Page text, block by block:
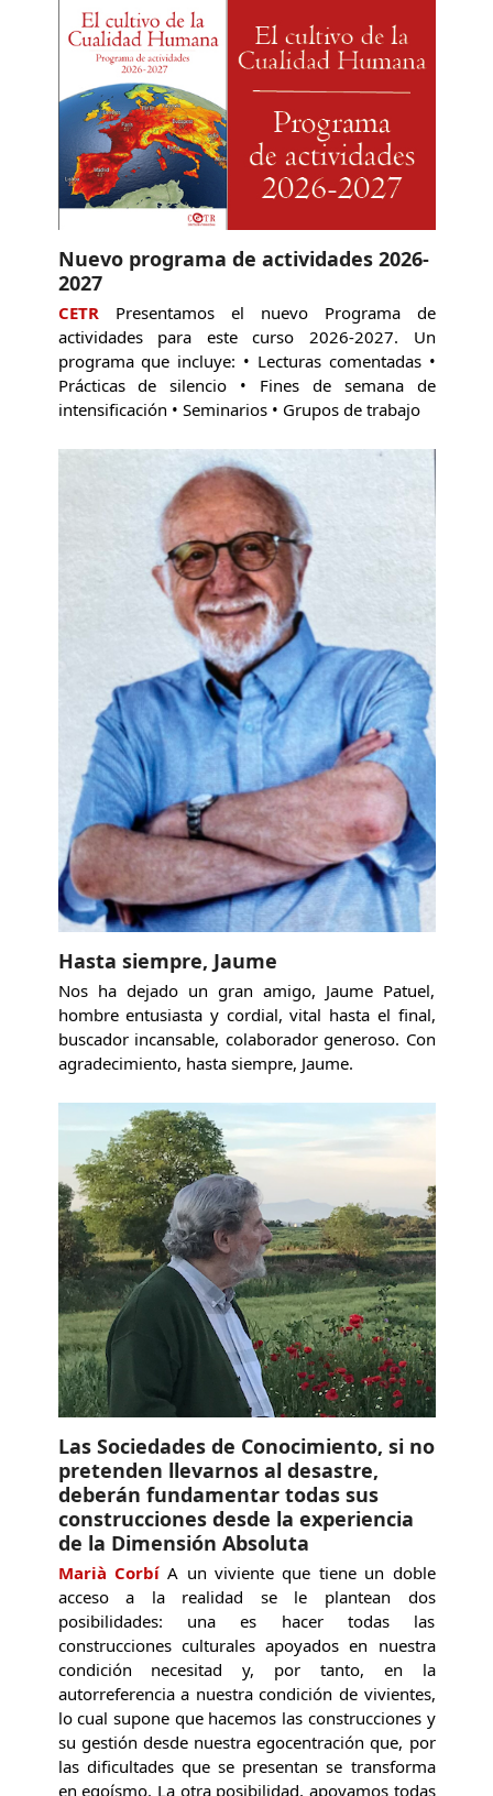
Nuevo programa de actividades 2026-
2027
CETRPresentamos el nuevo Programa de
actividades para este curso 2026-2027. Un
programa que incluye: • Lecturas comentadas •
Prácticas de silencio • Fines de semana de
intensificación • Seminarios • Grupos de trabajo
Hasta siempre, Jaume
Nos ha dejado un gran amigo, Jaume Patuel,
hombre entusiasta y cordial, vital hasta el final,
buscador incansable, colaborador generoso. Con
agradecimiento, hasta siempre, Jaume.
Las Sociedades de Conocimiento, si no
pretenden llevarnos al desastre,
deberán fundamentar todas sus
construcciones desde la experiencia
de la Dimensión Absoluta
Marià CorbíA un viviente que tiene un doble
acceso a la realidad se le plantean dos
posibilidades: una es hacer todas las
construcciones culturales apoyados en nuestra
condición necesitad y, por tanto, en la
autorreferencia a nuestra condición de vivientes,
lo cual supone que hacemos las construcciones y
su gestión desde nuestra egocentración que, por
las dificultades que se presentan se transforma
en egoísmo. La otra posibilidad, apoyamos todas